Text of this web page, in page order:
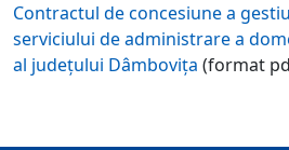
Contractul de concesiune a
serviciului de administrare a
al judeţului Dâmboviţa (format